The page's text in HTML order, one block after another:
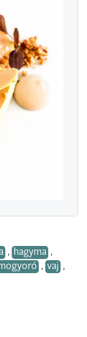
, hagyma ,
, vaj ,